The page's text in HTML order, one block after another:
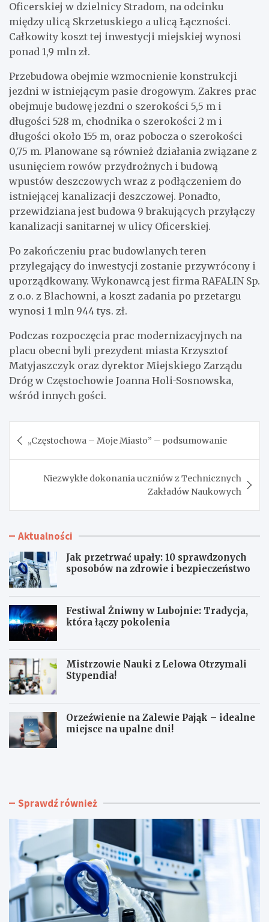
Oficerskiej w dzielnicy Stradom, na odcinku
między ulicą Skrzetuskiego a ulicą Łączności.
Całkowity koszt tej inwestycji miejskiej wynosi
ponad 1,9 mln zł.
Przebudowa obejmie wzmocnienie konstrukcji
jezdni w istniejącym pasie drogowym. Zakres prac
obejmuje budowę jezdni o szerokości 5,5 m i
długości 528 m, chodnika o szerokości 2 m i
długości około 155 m, oraz pobocza o szerokości
0,75 m. Planowane są również działania związane z
usunięciem rowów przydrożnych i budową
wpustów deszczowych wraz z podłączeniem do
istniejącej kanalizacji deszczowej. Ponadto,
przewidziana jest budowa 9 brakujących przyłączy
kanalizacji sanitarnej w ulicy Oficerskiej.
Po zakończeniu prac budowlanych teren
przylegający do inwestycji zostanie przywrócony i
uporządkowany. Wykonawcą jest firma RAFALIN Sp.
z o.o. z Blachowni, a koszt zadania po przetargu
wynosi 1 mln 944 tys. zł.
Podczas rozpoczęcia prac modernizacyjnych na
placu obecni byli prezydent miasta Krzysztof
Matyjaszczyk oraz dyrektor Miejskiego Zarządu
Dróg w Częstochowie Joanna Holi-Sosnowska,
wśród innych gości.
wpisu
„Częstochowa – Moje Miasto” – podsumowanie
Niezwykłe dokonania uczniów z Technicznych
Zakładów Naukowych
Aktualności
Jak przetrwać upały: 10 sprawdzonych
sposobów na zdrowie i bezpieczeństwo
Festiwal Żniwny w Lubojnie: Tradycja,
która łączy pokolenia
Mistrzowie Nauki z Lelowa Otrzymali
Stypendia!
Orzeźwienie na Zalewie Pająk – idealne
miejsce na upalne dni!
J
z
p
a
F
w
y
w
Sprawdź również